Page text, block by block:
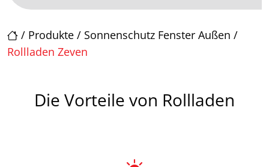
/ Produkte / Sonnenschutz Fenster Außen /
Rollladen Zeven
Die Vorteile von Rollladen